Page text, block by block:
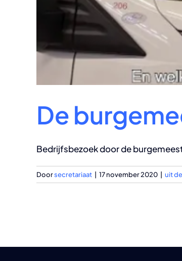
De
Bedrijfsbezoek door de
Doorsecretariaat | 17 november 2020 | uit